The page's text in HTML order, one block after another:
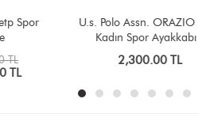
U.s. Polo Assn. ORAZIO Bej
Kadın Spor Ayakkabı
2,300.00 TL